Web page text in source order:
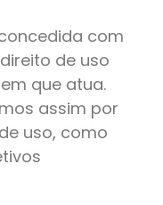
com
de uso
que atua.
assim por
uso, como